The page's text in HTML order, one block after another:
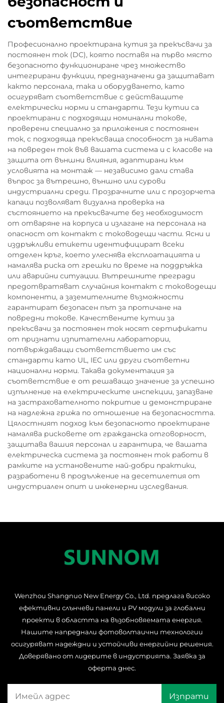
съответствие
Професионално проектирана кутия за прекъсвачи за
постоянен ток (DC), която поставя на първо място
безопасното функциониране чрез множество
интегрирани функции, предназначени да защитават
както персонала, така и оборудването, като
осигуряват съответствие с действащите
електрически норми и стандарти. Тези кутии са
проектирани с подходящи номинални токове,
проверени специално за приложения с постоянен
ток, с подходяща прекъсваща способност за нивата
на повреден ток във вашата система и с класове на
защита от външни влияния, адаптирани към
условията на монтаж — независимо дали става
въпрос за вътрешно, външно или сурови
индустриални среди. Прозрачните или с прозорчета
капаци позволяват визуална проверка на
състоянието на прекъсвачите без необходимост
от отваряне на корпуса и излагане на персонала на
опасност от контакт с тоководещи части. Ясни и
издръжливи етикети идентифицират всеки
отделен кръг, което улеснява експлоатацията и
намалява риска от грешки по време на поддръжка
или аварийни ситуации. Вътрешните прегради
предотвратяват случайния контакт с тоководещи
компоненти, а заземителните възможности
гарантират безопасен път за протичане на
повредни токове. Качествените кутии за
прекъсвачи за постоянен ток носят сертификати
от признати изпитателни лаборатории,
потвърждаващи съответствието им със
стандарти като UL, IEC или други съответни
национални норми. Такава документация за
съответствие е от решаващо значение за успешно
изпълнение на електрическите инспекции, запазване
на застрахователното покритие и демонстриране
на надлежна грижа по отношение на безопасността.
Цялостният подход към безопасното проектиране
намалява рисковете от гражданска отговорност,
защитава вашия персонал и гарантира, че вашата
електрическа система за постоянен ток работи в
рамките на установените най-добри практики,
разработени в продължение на десетилетия от
индустриален опит и инженерни изследвания.
Wenzhou Shangnuo New Energy Co., Ltd. предлага високо
ефективни слънчеви панели и PV модули за глобални
проекти в областта на възобновяемата енергия.
Нашите напреднали фотоволтаични технологии
осигуряват надеждни и устойчиви енергийни решения.
Доверявано от лидерите в индустрията. Заявка за
оферта днес.